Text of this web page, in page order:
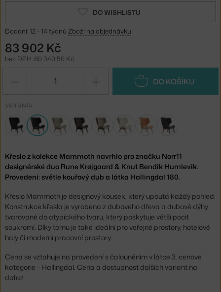
DO WISHLISTU
Dodání: 12 - 14 týdnů Zboží na objednávku
83 902 Kč
bez DPH: 69 340,50 Kč
DO KOŠÍKU
VARIANTA
Křeslo z kolekce Mammoth navrhlo pro značku Norr11
designérské duo Rune Krøjgaard & Knut Bendik Humlevik.
Provedení: světle kouřový dub a látka Hallingdal 180.
Křeslo Mammoth je designový kousek, který upoutá každý pohled.
Konstrukce křesla je vyrobena z dubového dřeva a dubové dýhy
tvarované do atypického tvaru, který poskytuje větší pocit
soukromí. Díky tomu je také ideální pro veřejné prostory, hotelové
haly či moderní pracovní prostory.
Cena se vztahuje na provedení s čalouněním v látce 3. cenové
kategorie - Hallingdal. Cena a dostupnost dalších variant na
dotaz.